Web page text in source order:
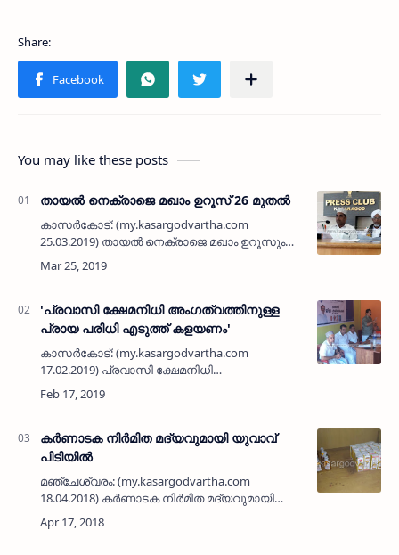
You may like these posts
തായല്‍ നെക്രാജെ മഖാം ഉറൂസ് 26 മുതല്‍
കാസര്‍കോട്: (my.kasargodvartha.com
25.03.2019) തായല്‍ നെക്രാജെ മഖാം ഉറൂസും
അഞ്ചു ജിവസത്തെ മതപ്രഭാഷണ പരമ്പരയും
26ന് തുടങ്ങി 31ന് സമാപിക്കുമെന്ന് ഭാരവാഹികള്‍
'പ്രവാസി ക്ഷേമനിധി അംഗത്വത്തിനുള്ള
പ്രായ പരിധി എടുത്ത് കളയണം'
കാസര്‍കോട്: (my.kasargodvartha.com
17.02.2019) പ്രവാസി ക്ഷേമനിധി
അംഗത്വത്തിനുള്ള പ്രായപരിധി 60 വയസ്
എന്നുള്ളത് എടുത്ത് കളയുകയും ക്ഷേമപെന്‍ഷന്‍
കര്‍ണാടക നിര്‍മിത മദ്യവുമായി യുവാവ്
പിടിയില്‍
മഞ്ചേശ്വരം: (my.kasargodvartha.com
18.04.2018) കര്‍ണാടക നിര്‍മിത മദ്യവുമായി
യുവാവിനെ എക്‌സൈസ് സംഘം പിടികൂടി.
പച്ചിലംപാറ സ്വദേശി ഉദയനെ (29)യാണ്